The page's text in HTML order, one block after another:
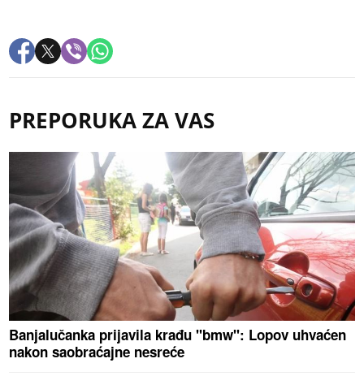
PREPORUKA ZA VAS
Banjalučanka prijavila krađu "bmw": Lopov uhvaćen
nakon saobraćajne nesreće